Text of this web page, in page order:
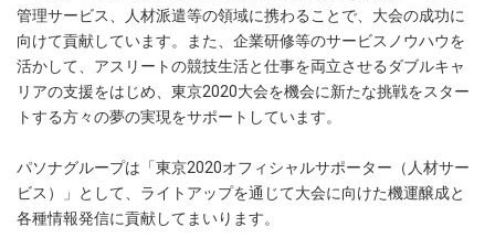
管理サービス、人材派遣等の領域に携わることで、大会の成功に
向けて貢献しています。また、企業研修等のサービスノウハウを
活かして、アスリートの競技生活と仕事を両立させるダブルキャ
リアの支援をはじめ、東京2020大会を機会に新たな挑戦をスター
トする方々の夢の実現をサポートしています。
パソナグループは「東京2020オフィシャルサポーター（人材サー
ビス）」として、ライトアップを通じて大会に向けた機運醸成と
各種情報発信に貢献してまいります。